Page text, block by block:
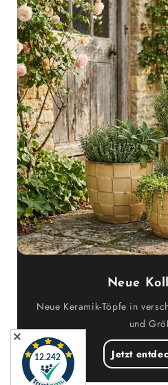
Neue
Neue Keramik-Töpfe in
und
Jetzt
✕